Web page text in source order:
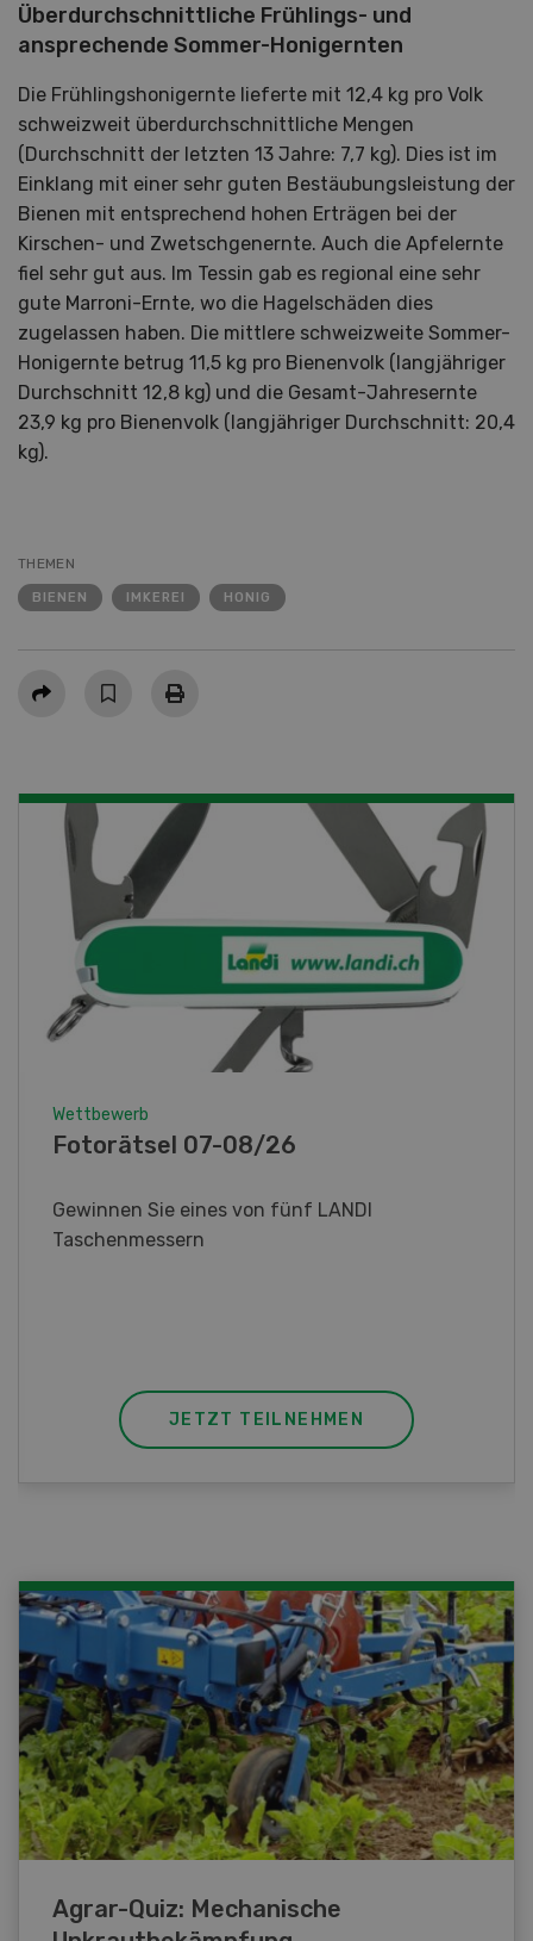
Überdurchschnittliche Frühlings- und
ansprechende Sommer-Honigernten
Die Frühlingshonigernte lieferte mit 12,4 kg pro Volk
schweizweit überdurchschnittliche Mengen
(Durchschnitt der letzten 13 Jahre: 7,7 kg). Dies ist im
Einklang mit einer sehr guten Bestäubungsleistung der
Bienen mit entsprechend hohen Erträgen bei der
Kirschen- und Zwetschgenernte. Auch die Apfelernte
fiel sehr gut aus. Im Tessin gab es regional eine sehr
gute Marroni-Ernte, wo die Hagelschäden dies
zugelassen haben. Die mittlere schweizweite Sommer-
Honigernte betrug 11,5 kg pro Bienenvolk (langjähriger
Durchschnitt 12,8 kg) und die Gesamt-Jahresernte
23,9 kg pro Bienenvolk (langjähriger Durchschnitt: 20,4
kg).
THEMEN
BIENEN IMKEREI HONIG
Teilen
Know-how-Wettbewerb 07-08/26
Gewinnen Sie ein Elektrofahrzeug HDK Express
Work oder einen von drei attraktiven
JETZT TEILNEHMEN
Agrar-Quiz: Mechanische